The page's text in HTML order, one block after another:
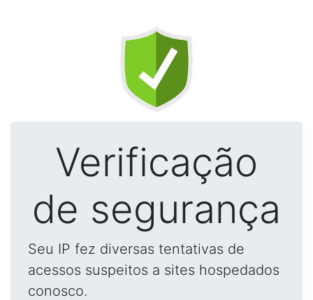
Verificação
de segurança
Seu IP fez diversas tentativas de
acessos suspeitos a sites hospedados
conosco.